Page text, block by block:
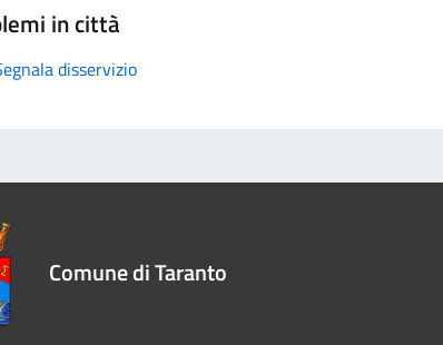
in città
disservizio
Comune di Taranto